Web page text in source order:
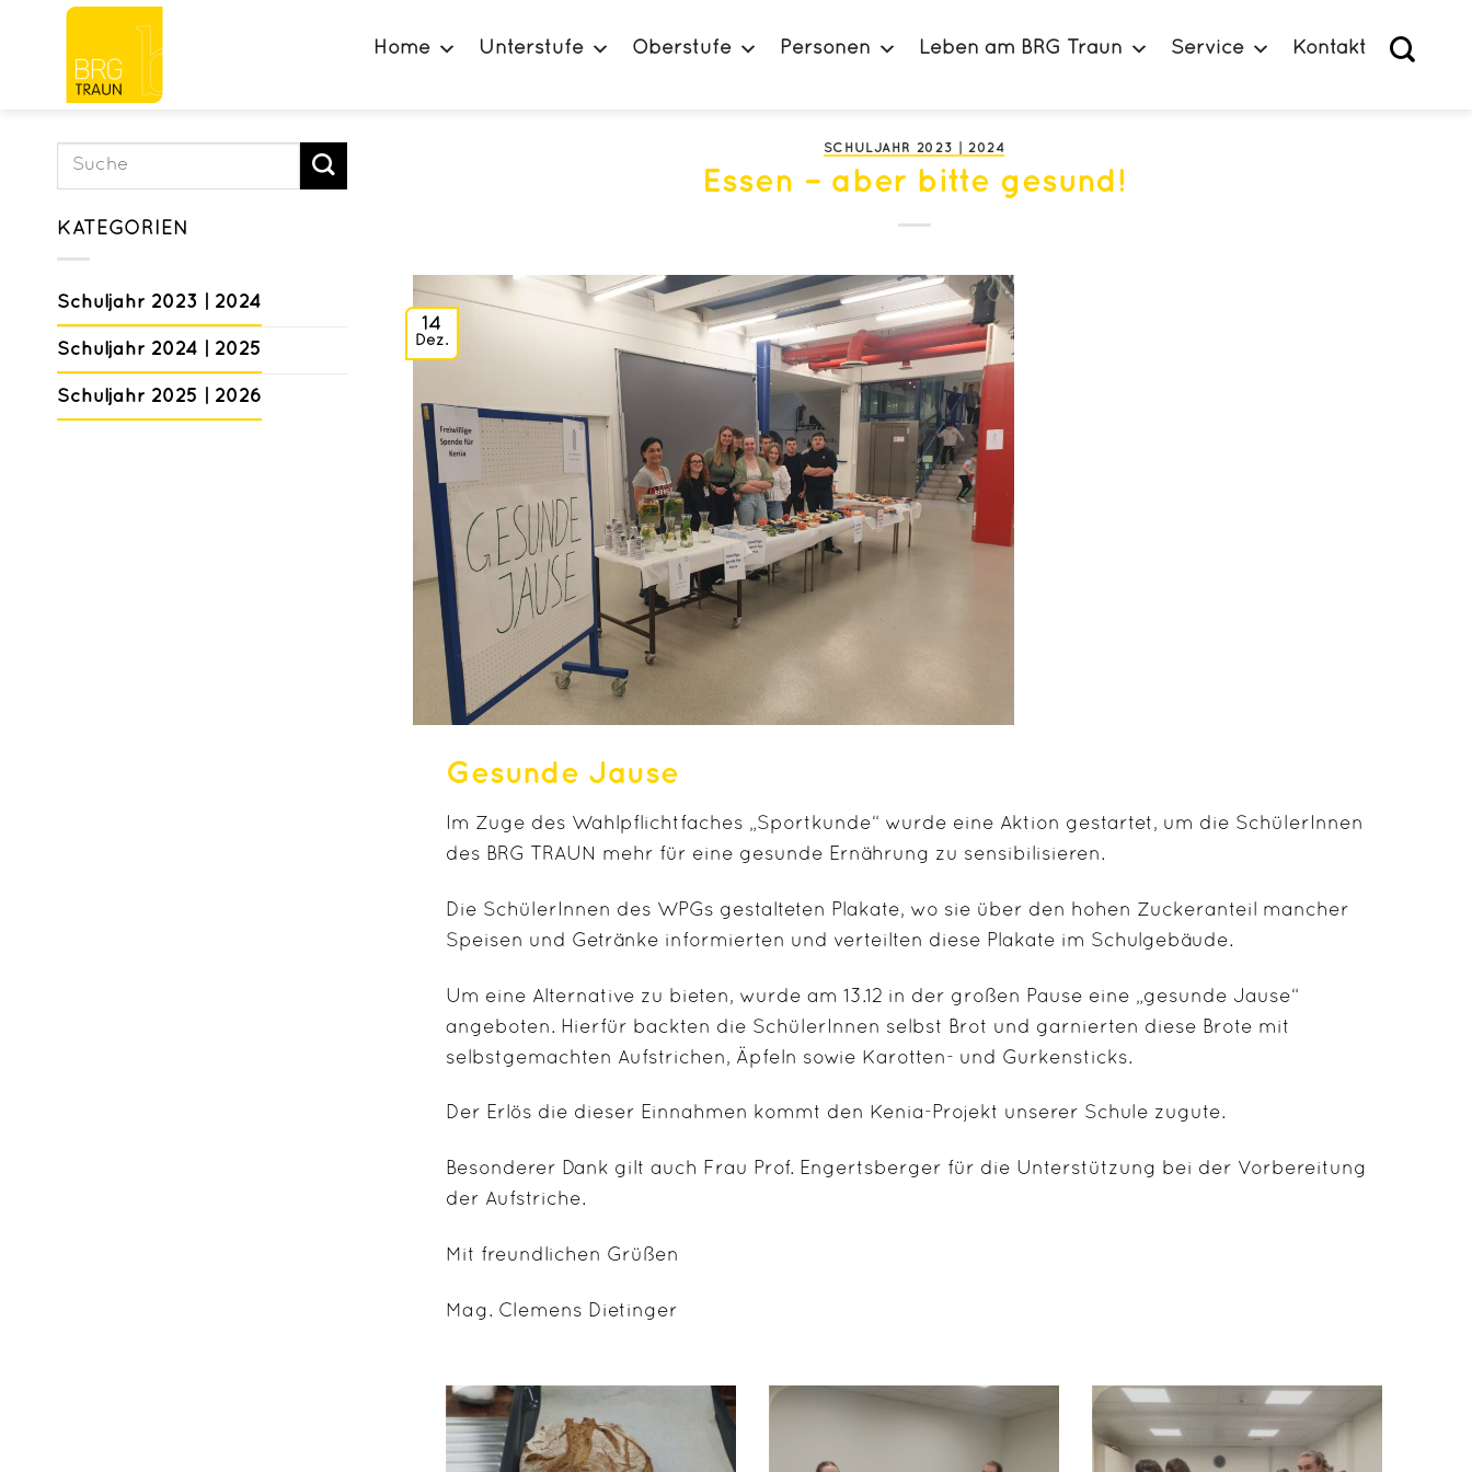
springen
Home Unterstufe Oberstufe Personen Leben am BRG Traun Service Kontakt
KATEGORIEN
Schuljahr 2023 | 2024
Schuljahr 2024 | 2025
Schuljahr 2025 | 2026
SCHULJAHR 2023 | 2024
Essen – aber bitte gesund!
14
Dez.
Gesunde Jause
Im Zuge des Wahlpflichtfaches „Sportkunde“ wurde eine Aktion gestartet, um die SchülerInnen
des BRG TRAUN mehr für eine gesunde Ernährung zu sensibilisieren.
Die SchülerInnen des WPGs gestalteten Plakate, wo sie über den hohen Zuckeranteil mancher
Speisen und Getränke informierten und verteilten diese Plakate im Schulgebäude.
Um eine Alternative zu bieten, wurde am 13.12 in der großen Pause eine „gesunde Jause“
angeboten. Hierfür backten die SchülerInnen selbst Brot und garnierten diese Brote mit
selbstgemachten Aufstrichen, Äpfeln sowie Karotten- und Gurkensticks.
Der Erlös die dieser Einnahmen kommt den Kenia-Projekt unserer Schule zugute.
Besonderer Dank gilt auch Frau Prof. Engertsberger für die Unterstützung bei der Vorbereitung
der Aufstriche.
Mit freundlichen Grüßen
Mag. Clemens Dietinger